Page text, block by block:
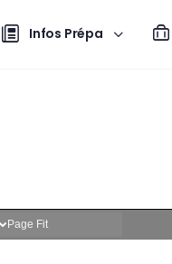
Infos Prépa